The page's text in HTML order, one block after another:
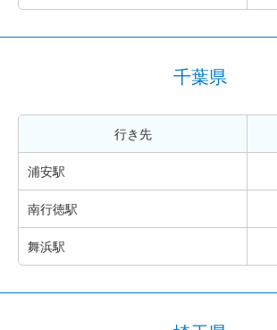
千葉県
行き先
浦安駅
南行徳駅
舞浜駅